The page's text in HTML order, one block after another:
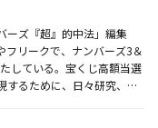
ーズ『超』的中法」編集
フリークで、ナンバーズ3＆
している。宝くじ高額当選
するために、日々研究、取